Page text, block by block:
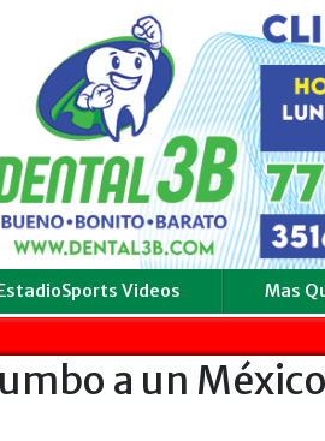
Videos Mas
a un